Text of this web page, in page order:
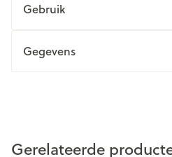
Gebruik
Gegevens
Gerelateerde